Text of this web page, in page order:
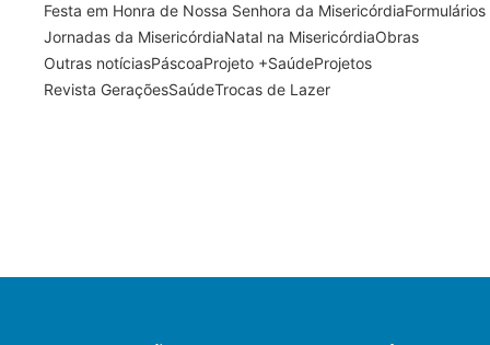
Festa em Honra de Nossa Senhora da MisericórdiaFormulários
Jornadas da MisericórdiaNatal na MisericórdiaObras
Outras notíciasPáscoaProjeto +SaúdeProjetos
Revista GeraçõesSaúdeTrocas de Lazer